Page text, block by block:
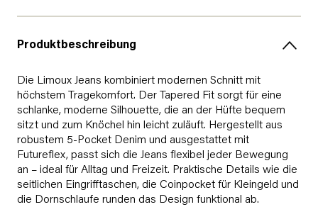
Produktbeschreibung
Die Limoux Jeans kombiniert modernen Schnitt mit
höchstem Tragekomfort. Der Tapered Fit sorgt für eine
schlanke, moderne Silhouette, die an der Hüfte bequem
sitzt und zum Knöchel hin leicht zuläuft. Hergestellt aus
robustem 5-Pocket Denim und ausgestattet mit
Futureflex, passt sich die Jeans flexibel jeder Bewegung
an – ideal für Alltag und Freizeit. Praktische Details wie die
seitlichen Eingrifftaschen, die Coinpocket für Kleingeld und
die Dornschlaufe runden das Design funktional ab.